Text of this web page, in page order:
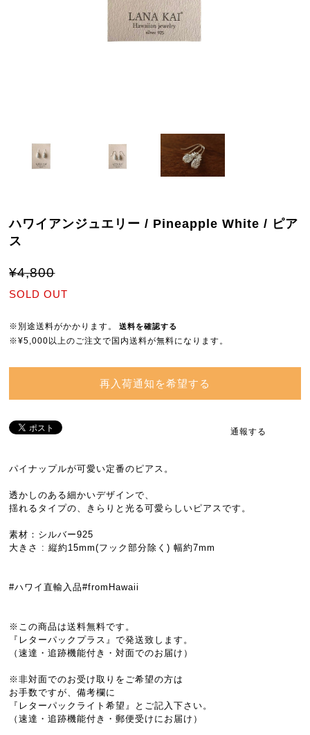
ハワイアンジュエリー / Pineapple White / ピア
ス
¥4,800
SOLD OUT
※別途送料がかかります。 送料を確認する
※¥5,000以上のご注文で国内送料が無料になります。
再入荷通知を希望する
通報する
パイナップルが可愛い定番のピアス。
透かしのある細かいデザインで、
揺れるタイプの、きらりと光る可愛らしいピアスです。
素材：シルバー925
大きさ : 縦約15mm(フック部分除く) 幅約7mm
#ハワイ直輸入品#fromHawaii
※この商品は送料無料です。
『レターパックプラス』で発送致します。
（速達・追跡機能付き・対面でのお届け）
※非対面でのお受け取りをご希望の方は
お手数ですが、備考欄に
『レターパックライト希望』とご記入下さい。
（速達・追跡機能付き・郵便受けにお届け）